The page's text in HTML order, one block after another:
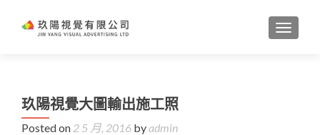
玖陽視覺大圖輸出施工照
Posted on 2 5 月, 2016 byadmin